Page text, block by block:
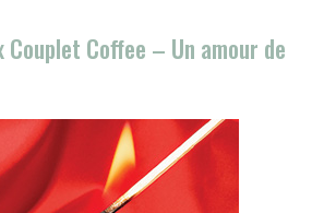
Couplet Coffee – Un amour de